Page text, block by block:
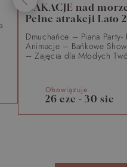
WAKACJE nad
Pełne atrakcji Lato
Dmuchańce – Piana
Animacje – Bańkowe
– Zajęcia dla Młodych
26 cze - 30 sie
Obowiązuje